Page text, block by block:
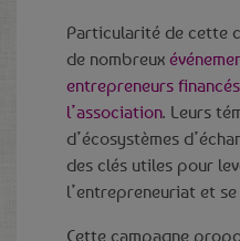
Particularité de cette
de nombreux
entrepreneurs
l’association. Leurs
d’écosystèmes
des clés utiles pour
l’entrepreneuriat et
Cette campagne